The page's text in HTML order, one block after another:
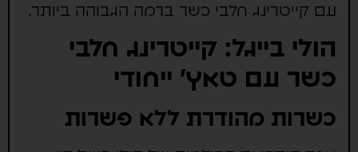
עם קייטרינג חלבי כשר ברמה הגבוהה ביותר.
הולי בייגל: קייטרינג חלבי
כשר עם טאץ' ייחודי
כשרות מהודרת ללא פשרות